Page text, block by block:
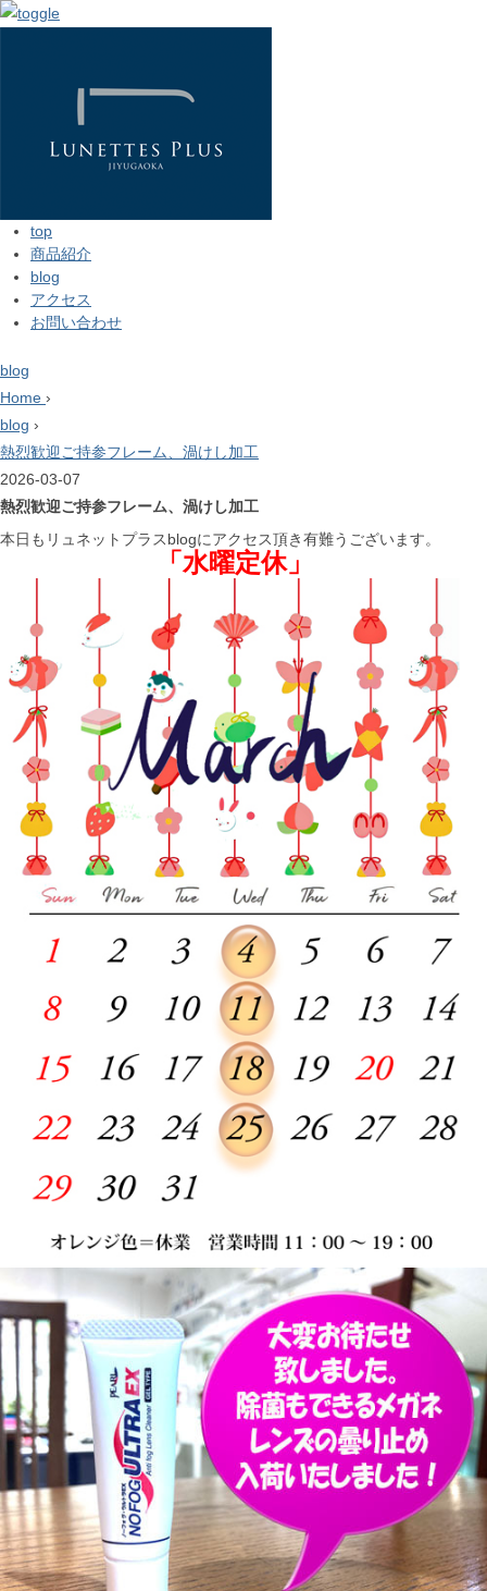
top
商品紹介
blog
アクセス
お問い合わせ
blog
Home ›
blog ›
熱烈歓迎ご持参フレーム、渦けし加工
2026-03-07
熱烈歓迎ご持参フレーム、渦けし加工
本日もリュネットプラスblogにアクセス頂き有難うございます。
「水曜定休」